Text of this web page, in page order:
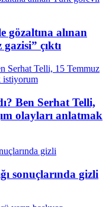
gözaltına alınan
çıktı
Ben Serhat Telli,
olayları anlatmak
sonuçlarında gizli